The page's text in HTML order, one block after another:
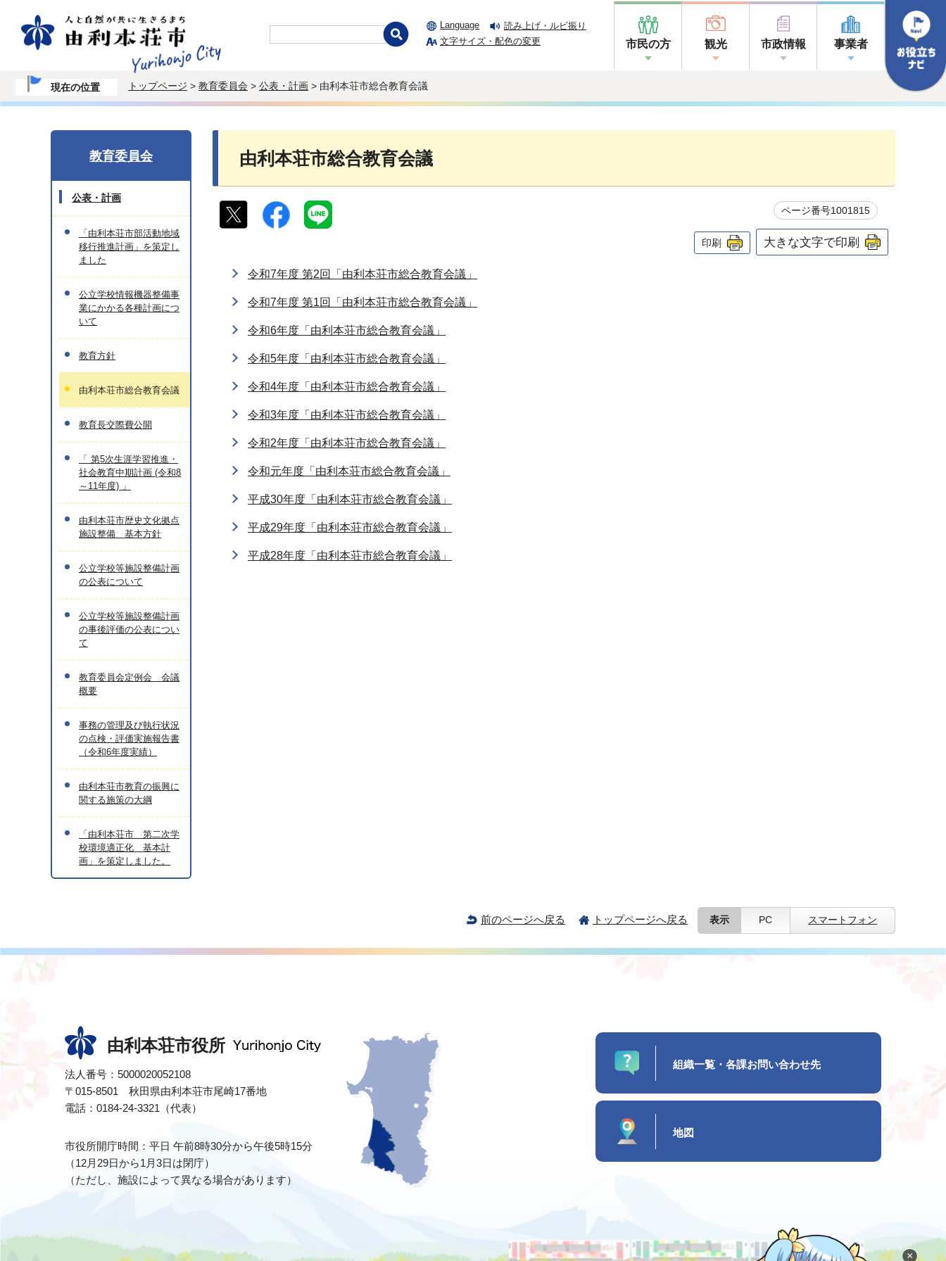
Language
読み上げ・ルビ振り
文字サイズ・配色の変更
市民の方 観光 市政情報 事業者
現在の位置 トップページ > 教育委員会 > 公表・計画 > 由利本荘市総合教育会議
由利本荘市総合教育会議
ページ番号1001815
印刷 大きな文字で印刷
令和7年度 第2回「由利本荘市総合教育会議」
令和7年度 第1回「由利本荘市総合教育会議」
令和6年度「由利本荘市総合教育会議」
令和5年度「由利本荘市総合教育会議」
令和4年度「由利本荘市総合教育会議」
令和3年度「由利本荘市総合教育会議」
令和2年度「由利本荘市総合教育会議」
令和元年度「由利本荘市総合教育会議」
平成30年度「由利本荘市総合教育会議」
平成29年度「由利本荘市総合教育会議」
平成28年度「由利本荘市総合教育会議」
教育委員会
公表・計画
「由利本荘市部活動地域
移行推進計画」を策定し
ました
公立学校情報機器整備事
業にかかる各種計画につ
いて
教育方針
由利本荘市総合教育会議
教育長交際費公開
「 第5次生涯学習推進・
社会教育中期計画 (令和8
～11年度) 」
由利本荘市歴史文化拠点
施設整備 基本方針
公立学校等施設整備計画
の公表について
公立学校等施設整備計画
の事後評価の公表につい
て
教育委員会定例会 会議
概要
事務の管理及び執行状況
の点検・評価実施報告書
（令和6年度実績）
由利本荘市教育の振興に
関する施策の大綱
「由利本荘市 第二次学
校環境適正化 基本計
画」を策定しました。
前のページへ戻る トップページへ戻る 表示 PC スマートフォン
×
由利本荘市役所
法人番号：5000020052108
〒015-8501 秋田県由利本荘市尾崎17番地
電話：0184-24-3321（代表）
市役所開庁時間：平日 午前8時30分から午後5時15分
（12月29日から1月3日は閉庁）
（ただし、施設によって異なる場合があります）
組織一覧・各課お問い合わせ先
地図